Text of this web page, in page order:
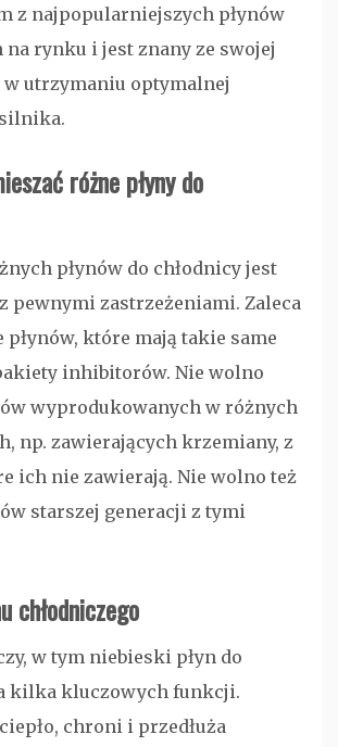
z najpopularniejszych płynów
na rynku i jest znany ze swojej
utrzymaniu optymalnej
różne płyny do
płynów do chłodnicy jest
pewnymi zastrzeżeniami. Zaleca
płynów, które mają takie same
inhibitorów. Nie wolno
wyprodukowanych w różnych
np. zawierających krzemiany, z
ich nie zawierają. Nie wolno też
starszej generacji z tymi
chłodniczego
w tym niebieski płyn do
kilka kluczowych funkcji.
chroni i przedłuża